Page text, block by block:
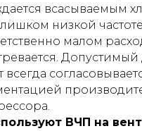
всасываемым
низкой
малом
Допустимый
всегда
ВЧП на